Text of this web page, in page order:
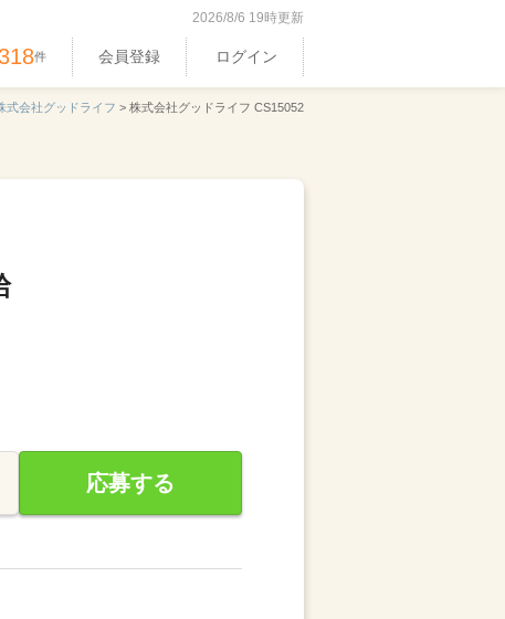
2026/8/6 19時更新
件 会員登録 ログイン
式会社グッドライフ > 株式会社グッドライフ CS15052
応募する